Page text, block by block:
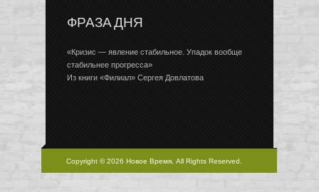
ФРАЗА ДНЯ
«Кризис — явление стабильное. Упадок вообще
стабильнее прогресса»
Из книги «Филиал» Сергея Довлатова
Copyright © 2026 Новое Время, All Rights Reserved.